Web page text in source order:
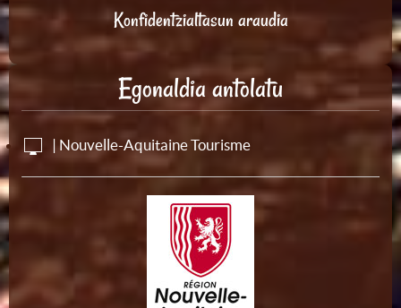
Konfidentzialtasun araudia
Egonaldia antolatu
| Nouvelle-Aquitaine Tourisme